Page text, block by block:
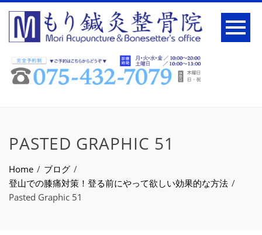
PASTED GRAPHIC 51
Home
ブログ
登山での膝痛対策！登る前にやって欲しい効果的な方法
Pasted Graphic 51